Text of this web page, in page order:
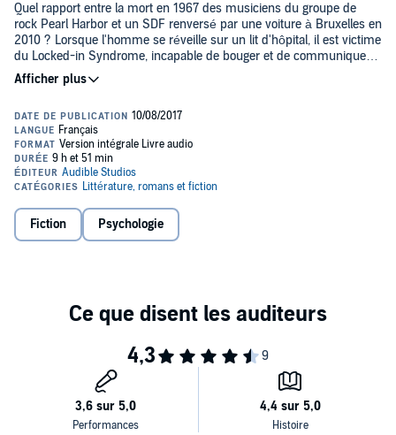
Quel rapport entre la mort en 1967 des musiciens du groupe de
rock Pearl Harbor et un SDF renversé par une voiture à Bruxelles en
2010 ? Lorsque l'homme se réveille sur un lit d'hôpital, il est victime
du Locked-in Syndrome, incapable de bouger et de communiquer.
Pour comprendre ce qui lui est arrivé, il tente de reconstituer le
puzzle de sa vie. Des caves enfumées de Paris, Londres et Berlin,
du Vietnam, il se souvient de l'effervescence et de la folie des
années 1960, quand tout a commencé...
>> Ce livre audio en version intégrale vous est proposé en
téléchargement.©2012 La Manufacture de livres (P)2017 Audible
Studios
Fiction Psychologie